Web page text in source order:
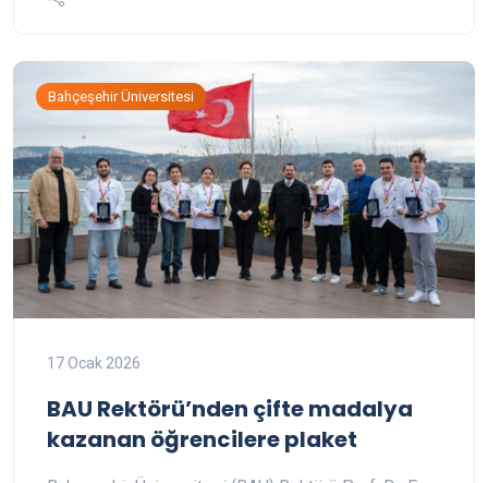
Bahçeşehir Üniversitesi
17 Ocak 2026
BAU Rektörü’nden çifte madalya
kazanan öğrencilere plaket